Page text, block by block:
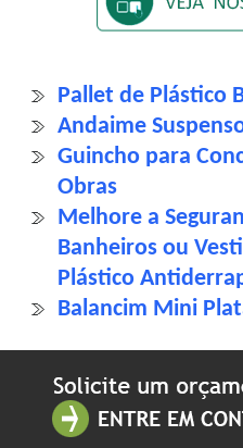
Pallet de Plástico
Andaime
Guincho para
Obras
Melhore a
Banheiros ou
Plástico
Balancim Mini